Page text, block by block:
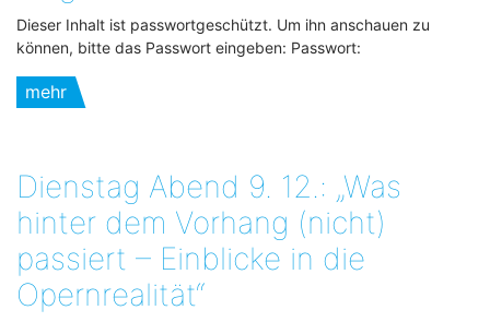
Dieser Inhalt ist passwortgeschützt. Um ihn anschauen zu
können, bitte das Passwort eingeben: Passwort:
mehr
Dienstag Abend 9. 12.: „Was
hinter dem Vorhang (nicht)
passiert – Einblicke in die
Opernrealität“